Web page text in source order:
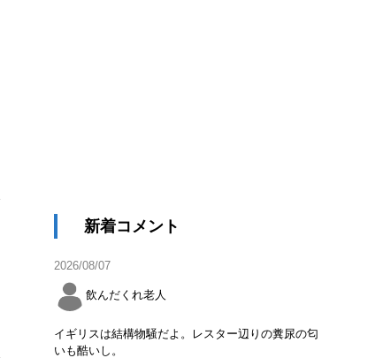
新着コメント
2026/08/07
飲んだくれ老人
イギリスは結構物騒だよ。レスター辺りの糞尿の匂
いも酷いし。